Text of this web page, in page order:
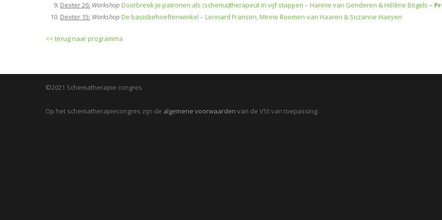
Dexter 26: Workshop Doorbreek je patronen als (schema)therapeut in vijf stappen – Hannie van Genderen & Hélène Bögels –
Dexter 15: Workshop De basisbehoeftenwinkel – Lennard Fransen, Minne Roemen-van Haaren & Suzanne Haeyen
<< terug naar programma
©2021 Schematherapie congres
Op het schematherapiecongres zijn de algemene voorwaarden van de VSt van toepassing.